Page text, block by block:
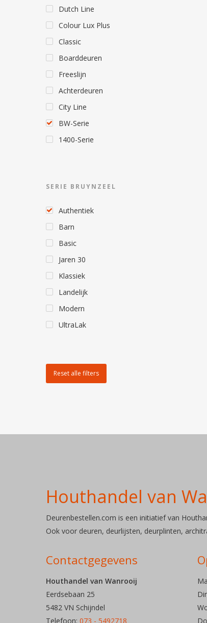
Dutch Line
Colour Lux Plus
Classic
Boarddeuren
Freeslijn
Achterdeuren
City Line
BW-Serie
1400-Serie
SERIE BRUYNZEEL
Authentiek
Barn
Basic
Jaren 30
Klassiek
Landelijk
Modern
UltraLak
Reset alle filters
Houthandel van
Deurenbestellen.com is een initiatief van
Ook voor deuren, deurlijsten, deurplinten,
Contactgegevens
Houthandel van Wanrooij
Eerdsebaan 25
5482 VN Schijndel
Telefoon: 073 - 5492718